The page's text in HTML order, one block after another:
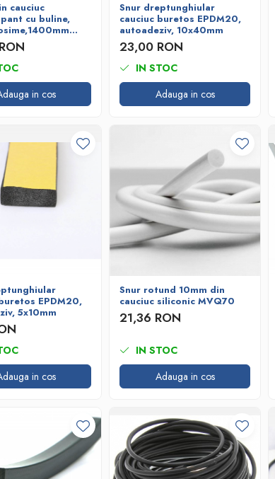
cauciuc
cu buline,
in cos
Snur dreptunghiular
cauciuc buretos EPDM20,
autoadeziv, 10x40mm
23,00 RON
IN STOC
Adauga in cos
EPDM20,
5x10mm
in cos
Snur rotund 10mm din
cauciuc siliconic MVQ70
21,36 RON
IN STOC
Adauga in cos